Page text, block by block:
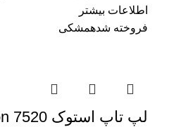
اطلاعات بیشتر
فروخته شدهمشکی
لپ تاپ استوک Dell Precision 7520